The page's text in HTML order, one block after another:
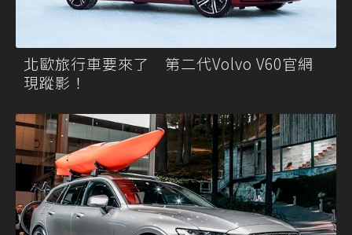
北歐旅行車要來了 第二代Volvo V60官網
現蹤影！